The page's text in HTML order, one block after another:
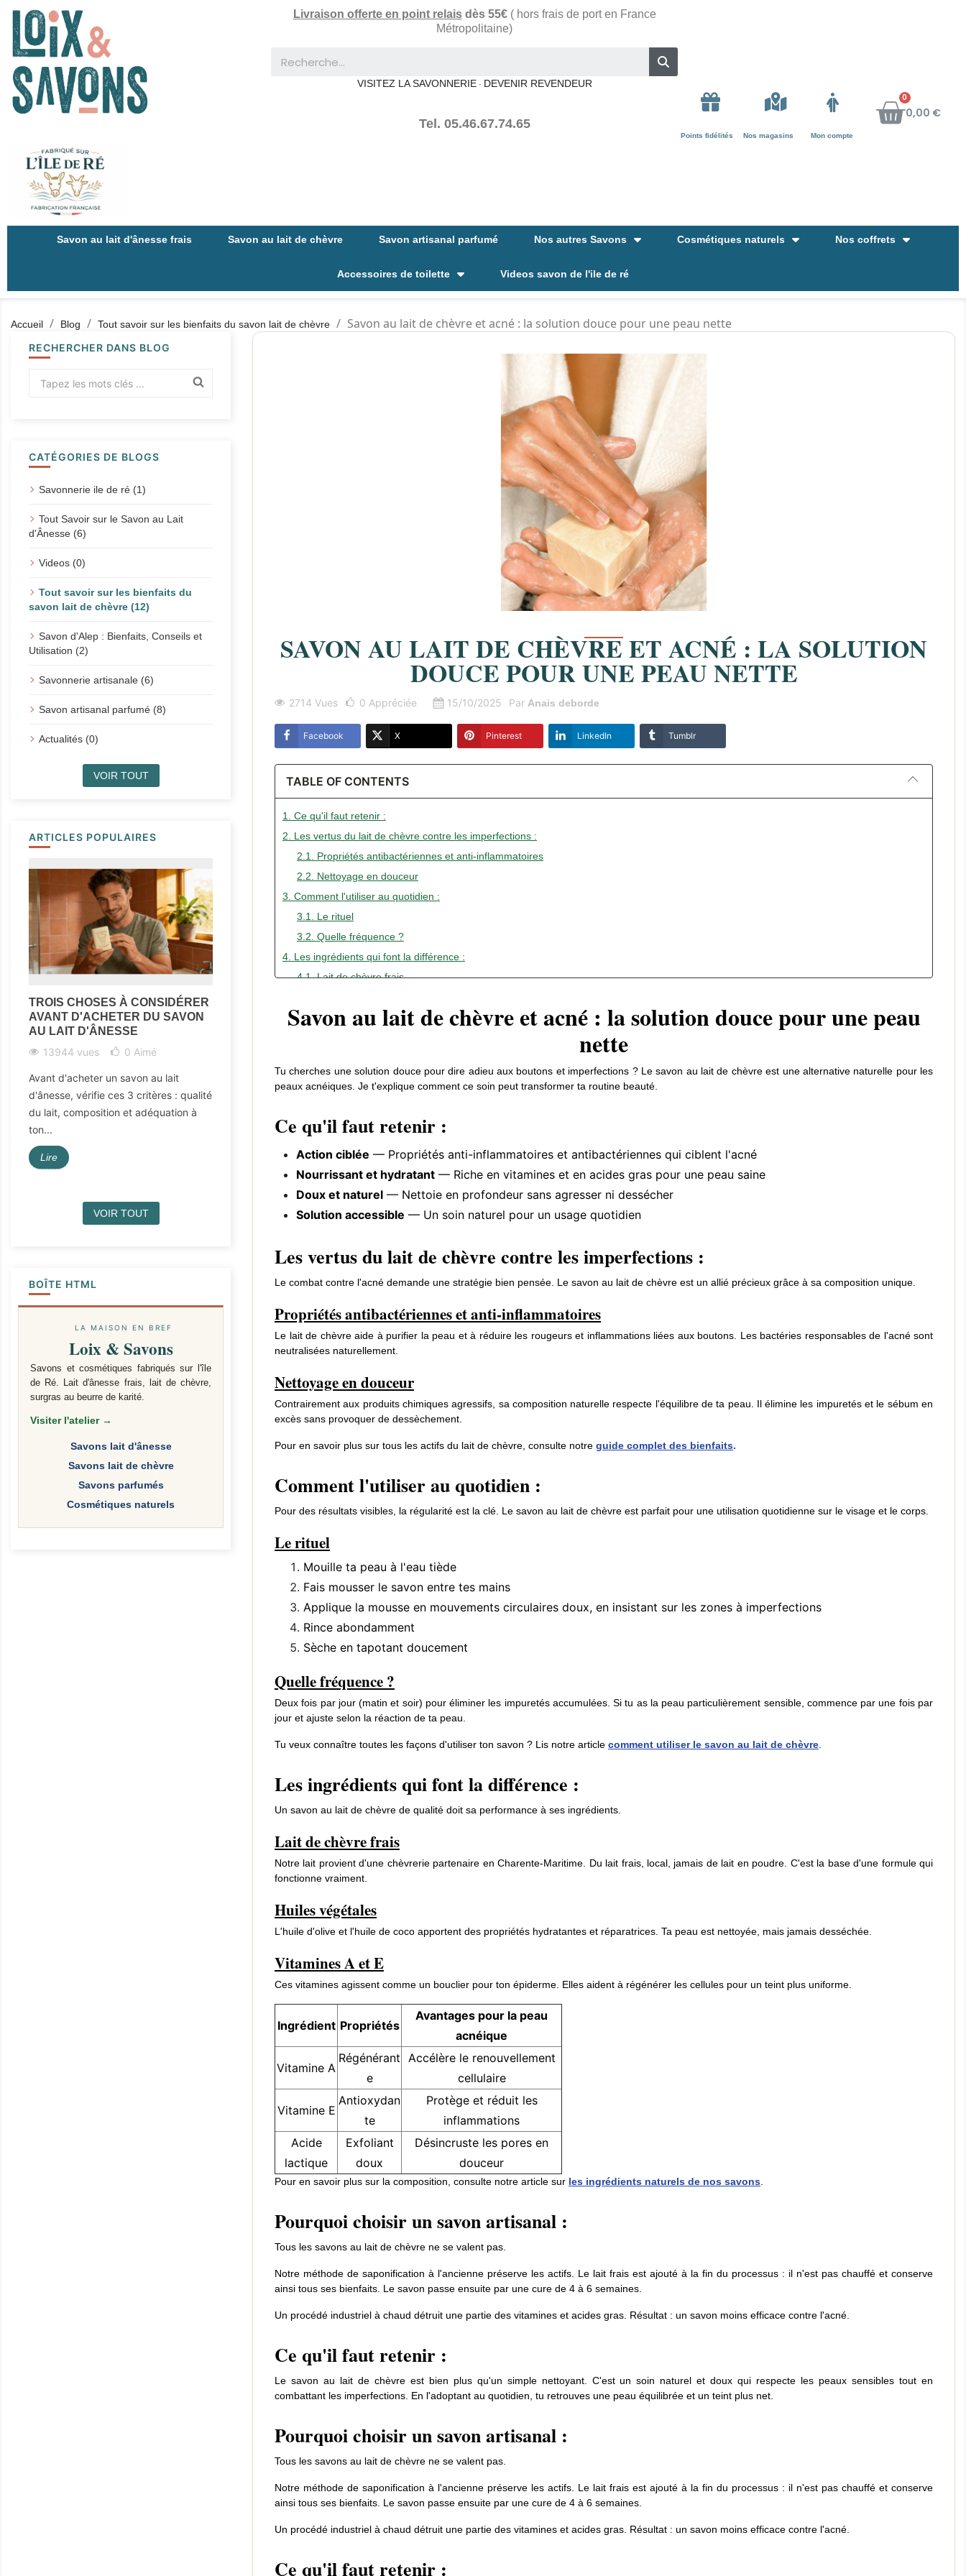
VISITEZ LA SAVONNERIE - DEVENIR REVENDEUR
Tel. 05.46.67.74.65
Livraison offerte en point relaisdès 55€( hors frais de port en France
Métropolitaine)
Points fidélités Nos magasins Mon compte
0,00 €
Savon au lait d'ânesse frais Savon au lait de chèvre Savon artisanal parfumé Nos autres Savons Cosmétiques naturels Nos coffrets
Accessoires de toilette Videos savon de l'ile de ré
Accueil Blog Tout savoir sur les bienfaits du savon lait de chèvre Savon au lait de chèvre et acné : la solution douce pour une peau nette
RECHERCHER DANS BLOG
CATÉGORIES DE BLOGS
Savonnerie ile de ré (1)
Tout Savoir sur le Savon au Lait
d'Ânesse (6)
Videos (0)
Tout savoir sur les bienfaits du
savon lait de chèvre (12)
Savon d'Alep : Bienfaits, Conseils et
Utilisation (2)
Savonnerie artisanale (6)
Savon artisanal parfumé (8)
Actualités (0)
VOIR TOUT
ARTICLES POPULAIRES
TROIS CHOSES À CONSIDÉRER
AVANT D'ACHETER DU SAVON
AU LAIT D'ÂNESSE
13944 vues
0 Aimé
Avant d'acheter un savon au lait
d'ânesse, vérifie ces 3 critères : qualité
du lait, composition et adéquation à
ton...
Lire
LAIT DE CHÈVRE : LEQUEL
Tu hésites entre le savon d'Alep et le
savon au lait de chèvre ? Les deux
DU LAIT D'ÂNESSE ?
peau. Riche en vitamines, minéraux et
AU LAIT DE CHÈVRE : GUIDE
Comment utiliser le savon au lait de
Lire
SUR LE VISAGE :
L'UTILISER ? OUI !
Le savon au lait de
VOIR TOUT
BOÎTE HTML
LA MAISON EN BREF
Loix & Savons
Savons et cosmétiques fabriqués sur l'île
de Ré. Lait d'ânesse frais, lait de chèvre,
surgras au beurre de karité.
Visiter l'atelier →
Savons lait d'ânesse
Savons lait de chèvre
Savons parfumés
Cosmétiques naturels
SAVON AU LAIT DE CHÈVRE ET ACNÉ : LA SOLUTION
DOUCE POUR UNE PEAU NETTE
2714 Vues 0 Appréciée 15/10/2025 Par Anais deborde
Facebook X Pinterest LinkedIn Tumblr
TABLE OF CONTENTS
1. Ce qu'il faut retenir :
2. Les vertus du lait de chèvre contre les imperfections :
2.1. Propriétés antibactériennes et anti-inflammatoires
2.2. Nettoyage en douceur
3. Comment l'utiliser au quotidien :
3.1. Le rituel
3.2. Quelle fréquence ?
4. Les ingrédients qui font la différence :
4.1. Lait de chèvre frais
4.3. Vitamines A et E
7. Pourquoi choisir un savon artisanal :
9. FAQ — Tes questions, mes réponses :
10. Pour aller plus loin :
Savon au lait de chèvre et acné : la solution douce pour une peau
nette
Tu cherches une solution douce pour dire adieu aux boutons et imperfections ? Le savon au lait de chèvre est une alternative naturelle pour les
peaux acnéiques. Je t'explique comment ce soin peut transformer ta routine beauté.
Ce qu'il faut retenir :
Action ciblée — Propriétés anti-inflammatoires et antibactériennes qui ciblent l'acné
Nourrissant et hydratant — Riche en vitamines et en acides gras pour une peau saine
Doux et naturel — Nettoie en profondeur sans agresser ni dessécher
Solution accessible — Un soin naturel pour un usage quotidien
Les vertus du lait de chèvre contre les imperfections :
Le combat contre l'acné demande une stratégie bien pensée. Le savon au lait de chèvre est un allié précieux grâce à sa composition unique.
Propriétés antibactériennes et anti-inflammatoires
Le lait de chèvre aide à purifier la peau et à réduire les rougeurs et inflammations liées aux boutons. Les bactéries responsables de l'acné sont
neutralisées naturellement.
Nettoyage en douceur
Contrairement aux produits chimiques agressifs, sa composition naturelle respecte l'équilibre de ta peau. Il élimine les impuretés et le sébum en
excès sans provoquer de dessèchement.
Pour en savoir plus sur tous les actifs du lait de chèvre, consulte notre guide complet des bienfaits.
Comment l'utiliser au quotidien :
Pour des résultats visibles, la régularité est la clé. Le savon au lait de chèvre est parfait pour une utilisation quotidienne sur le visage et le corps.
Le rituel
Mouille ta peau à l'eau tiède
Fais mousser le savon entre tes mains
Applique la mousse en mouvements circulaires doux, en insistant sur les zones à imperfections
Rince abondamment
Sèche en tapotant doucement
Quelle fréquence ?
Deux fois par jour (matin et soir) pour éliminer les impuretés accumulées. Si tu as la peau particulièrement sensible, commence par une fois par
jour et ajuste selon la réaction de ta peau.
Tu veux connaître toutes les façons d'utiliser ton savon ? Lis notre article comment utiliser le savon au lait de chèvre
Les ingrédients qui font la différence :
Un savon au lait de chèvre de qualité doit sa performance à ses ingrédients.
Lait de chèvre frais
Notre lait provient d'une chèvrerie partenaire en Charente-Maritime. Du lait frais, local, jamais de lait en poudre. C'est la base d'une formule qui
fonctionne vraiment.
Huiles végétales
L'huile d'olive et l'huile de coco apportent des propriétés hydratantes et réparatrices. Ta peau est nettoyée, mais jamais desséchée.
Vitamines A et E
Ces vitamines agissent comme un bouclier pour ton épiderme. Elles aident à régénérer les cellules pour un teint plus uniforme.
Ingrédient Propriétés
Avantages pour la peau
acnéique
Vitamine A
Régénérant
e
Accélère le renouvellement
cellulaire
Vitamine E
Antioxydan
te
Protège et réduit les
inflammations
Acide
lactique
Exfoliant
doux
Désincruste les pores en
douceur
Pour en savoir plus sur la composition, consulte notre article sur les ingrédients naturels de nos savons
Pourquoi choisir un savon artisanal :
Tous les savons au lait de chèvre ne se valent pas.
Notre méthode de saponification à l'ancienne préserve les actifs. Le lait frais est ajouté à la fin du processus : il n'est pas chauffé et conserve
ainsi tous ses bienfaits. Le savon passe ensuite par une cure de 4 à 6 semaines.
Un procédé industriel à chaud détruit une partie des vitamines et acides gras. Résultat : un savon moins efficace contre l'acné.
Ce qu'il faut retenir :
Le savon au lait de chèvre est bien plus qu'un simple nettoyant. C'est un soin naturel et doux qui respecte les peaux sensibles tout en
combattant les imperfections. En l'adoptant au quotidien, tu retrouves une peau équilibrée et un teint plus net.
Pourquoi choisir un savon artisanal :
Tous les savons au lait de chèvre ne se valent pas.
Notre méthode de saponification à l'ancienne préserve les actifs. Le lait frais est ajouté à la fin du processus : il n'est pas chauffé et conserve
ainsi tous ses bienfaits. Le savon passe ensuite par une cure de 4 à 6 semaines.
Un procédé industriel à chaud détruit une partie des vitamines et acides gras. Résultat : un savon moins efficace contre l'acné.
Ce qu'il faut retenir :